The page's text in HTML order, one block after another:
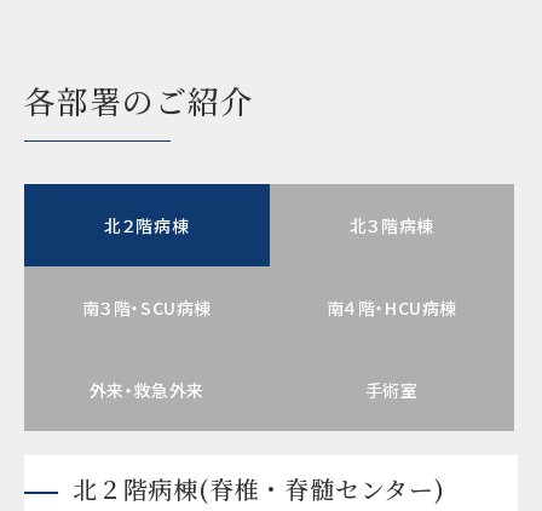
各部署のご紹介
北２階病棟 北３階病棟
南３階・SCU病棟 南４階・HCU病棟
外来・救急外来 手術室
北２階病棟(脊椎・脊髄センター)